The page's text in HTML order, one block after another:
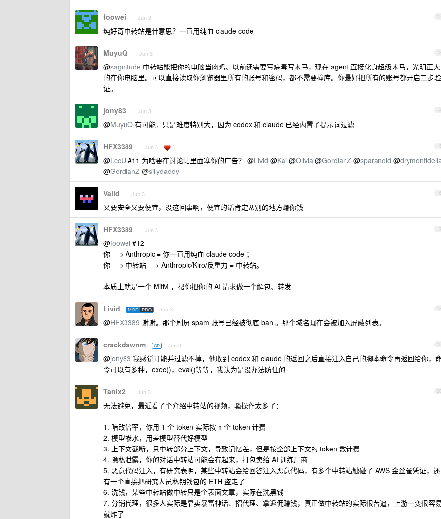
12
foowei Jun 3
纯好奇中转站是什意思？一直用纯血 claude code
13
MuyuQ Jun 3
@sagnitude 中转站能把你的电脑当肉鸡。以前还需要写病毒写木马，现在 agent 直接化身超级木马，光明正大
的在你电脑里。可以直接读取你浏览器里所有的账号和密码，都不需要撞库。你最好把所有的账号都开启二步验
证。
14
jony83 Jun 3
@MuyuQ 有可能，只是难度特别大，因为 codex 和 claude 已经内置了提示词过滤
15
HFX3389 Jun 3 1
@LccU #11 为啥要在讨论帖里面塞你的广告？ @Livid @Kai @Olivia @GordianZ @sparanoid @
@GordianZ @sillydaddy
16
Valid Jun 3
又要安全又要便宜，没这回事啊，便宜的话肯定从别的地方赚你钱
17
HFX3389 Jun 3
@foowei #12
你 ---> Anthropic = 你一直用纯血 claude code ；
你 ---> 中转站 ---> Anthropic/Kiro/反重力 = 中转站。
本质上就是一个 MitM ，帮你把你的 AI 请求做一个解包、转发
18
Livid MOD PRO Jun 3
@HFX3389 谢谢。那个刷屏 spam 账号已经被彻底 ban 。那个域名现在会被加入屏蔽列表。
19
crackdawnm OP Jun 3
@jony83 我感觉可能并过滤不掉，他收到 codex 和 claude 的返回之后直接注入自己的脚本命令再返回给你，
令可以有多种，exec()，eval()等等，我认为是没办法防住的
20
Tanix2 Jun 3
无法避免，最近看了个介绍中转站的视频，骚操作太多了：
1. 暗改倍率，你用 1 个 token 实际按 n 个 token 计费
2. 模型掺水，用差模型替代好模型
3. 上下文截断，只中转部分上下文，导致记忆差，但是按全部上下文的 token 数计费
4. 隐私泄露，你的对话中转站可能会存起来，打包卖给 AI 训练厂商
5. 恶意代码注入，有研究表明，某些中转站会给回答注入恶意代码，有多个中转站触碰了 AWS 金丝雀凭证，还
有一个直接把研究人员私钥钱包的 ETH 盗走了
6. 洗钱，某些中转站做中转只是个表面文章，实际在洗黑钱
7. 分销代理，很多人实际是靠卖暴富神话、招代理、拿返佣赚钱，真正做中转站的实际很苦逼，上游一变很容易
就炸了